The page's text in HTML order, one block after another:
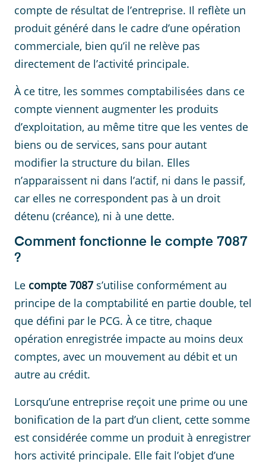
compte de résultat de l’entreprise. Il reflète un
produit généré dans le cadre d’une opération
commerciale, bien qu’il ne relève pas
directement de l’activité principale.
À ce titre, les sommes comptabilisées dans ce
compte viennent augmenter les produits
d’exploitation, au même titre que les ventes de
biens ou de services, sans pour autant
modifier la structure du bilan. Elles
n’apparaissent ni dans l’actif, ni dans le passif,
car elles ne correspondent pas à un droit
détenu (créance), ni à une dette.
Comment fonctionne le compte 7087
?
Le compte 7087s’utilise conformément au
principe de la comptabilité en partie double, tel
que défini par le PCG. À ce titre, chaque
opération enregistrée impacte au moins deux
comptes, avec un mouvement au débit et un
autre au crédit.
Lorsqu’une entreprise reçoit une prime ou une
bonification de la part d’un client, cette somme
est considérée comme un produit à enregistrer
hors activité principale. Elle fait l’objet d’une